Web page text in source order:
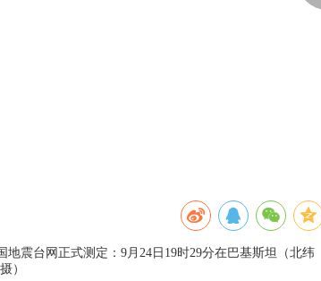
震台网正式测定：9月24日19时29分在巴基斯坦（北纬
）